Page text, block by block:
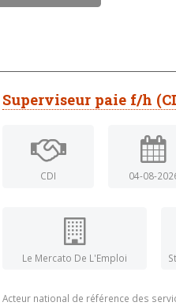
Superviseur paie f/h
CDI 04-08-
Le Mercato De L'Emploi
Acteur national de référence des